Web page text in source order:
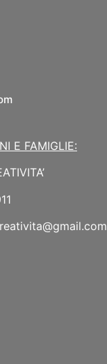
E FAMIGLIE: